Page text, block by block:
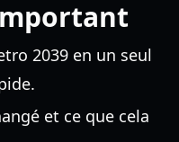
2039 en un seul
et ce que cela